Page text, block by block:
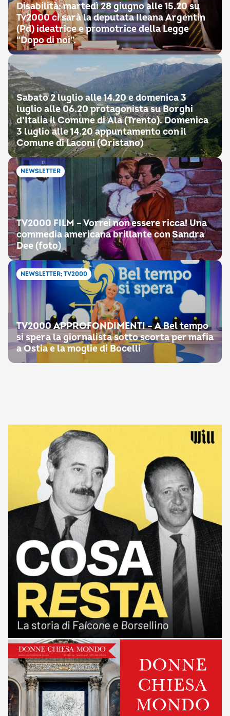
Disabilità: martedì 28 giugno alle 15.20 su
Tv2000 ci sarà la deputata Ileana Argentin
(Pd) ideatrice e promotrice della Legge
“Dopo di noi”.
Sabato 2 luglio alle 14.20 e domenica 3
luglio alle 06.20 protagonista su Borghi
d’Italia il Comune di Ala (Trento). Domenica
3 luglio alle 14.20 appuntamento con il
Comune di Laconi (Oristano)
NEWSLETTER
TV2000 FILM – Vorrei non essere ricca! Una
commedia americana brillante con Sandra
Dee (foto)
NEWSLETTER; TV2000
TV2000 APPROFONDIMENTI – A Bel tempo
si spera la giornalista sotto scorta per mafia
a Ostia e la moglie di Bocelli